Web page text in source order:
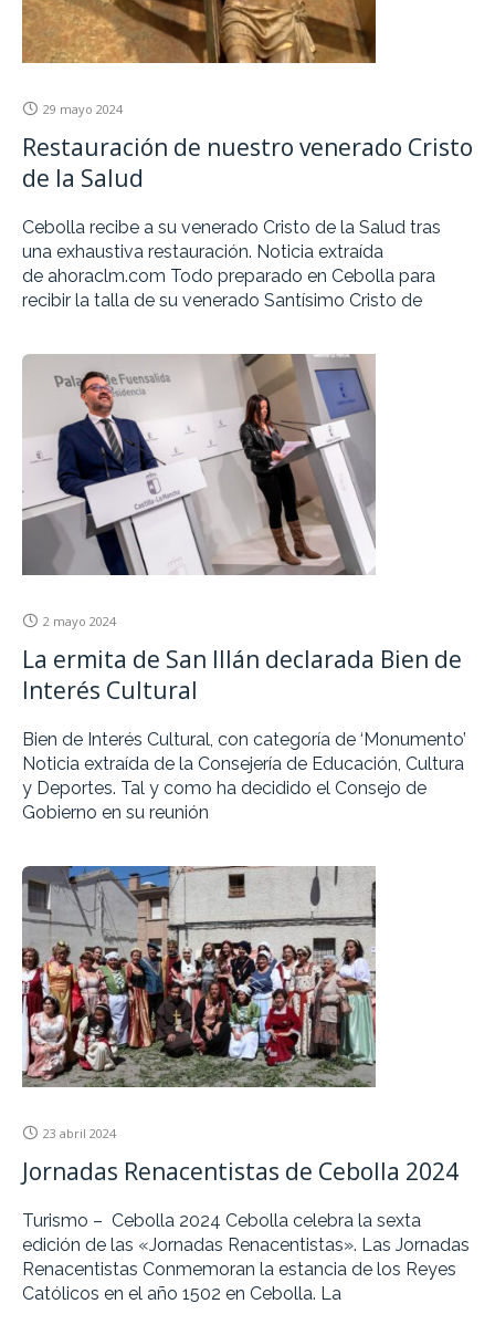
29 mayo 2024
Restauración de nuestro venerado Cristo
de la Salud
Cebolla recibe a su venerado Cristo de la Salud tras
una exhaustiva restauración. Noticia extraída
de ahoraclm.com Todo preparado en Cebolla para
recibir la talla de su venerado Santísimo Cristo de
2 mayo 2024
La ermita de San Illán declarada Bien de
Interés Cultural
Bien de Interés Cultural, con categoría de ‘Monumento’
Noticia extraída de la Consejería de Educación, Cultura
y Deportes. Tal y como ha decidido el Consejo de
Gobierno en su reunión
23 abril 2024
Jornadas Renacentistas de Cebolla 2024
Turismo – Cebolla 2024 Cebolla celebra la sexta
edición de las «Jornadas Renacentistas». Las Jornadas
Renacentistas Conmemoran la estancia de los Reyes
Católicos en el año 1502 en Cebolla. La